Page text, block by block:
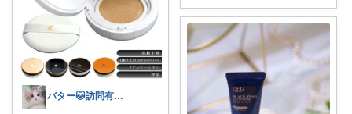
バター🐱訪問有難うございます💕